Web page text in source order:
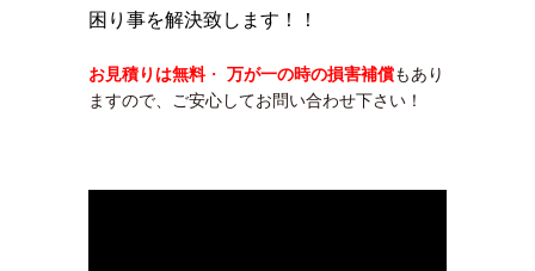
困り事を解決致します！！
お見積りは無料・ 万が一の時の損害補償もあり
ますので、ご安心してお問い合わせ下さい！